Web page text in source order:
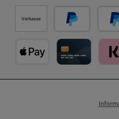
Vorkasse
PayPal